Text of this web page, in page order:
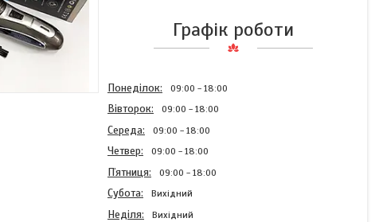
Графік роботи
Понеділок 09:00 18:00
Вівторок 09:00 18:00
Середа 09:00 18:00
Четвер 09:00 18:00
Пʼятниця 09:00 18:00
Субота Вихідний
Неділя Вихідний